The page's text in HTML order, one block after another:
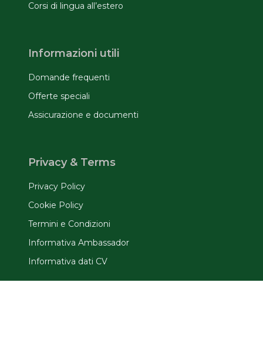
Corsi di lingua all’estero
Informazioni utili
Domande frequenti
Offerte speciali
Assicurazione e documenti
Privacy & Terms
Privacy Policy
Cookie Policy
Termini e Condizioni
Informativa Ambassador
Informativa dati CV